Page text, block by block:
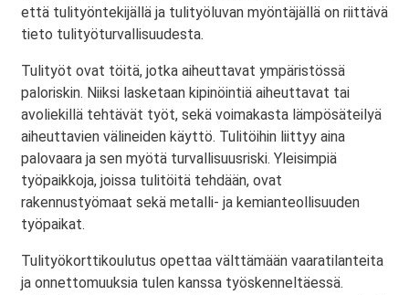
että tulityöntekijällä ja tulityöluvan myöntäjällä on riittävä
tieto tulityöturvallisuudesta.
Tulityöt ovat töitä, jotka aiheuttavat ympäristössä
paloriskin. Niiksi lasketaan kipinöintiä aiheuttavat tai
avoliekillä tehtävät työt, sekä voimakasta lämpösäteilyä
aiheuttavien välineiden käyttö. Tulitöihin liittyy aina
palovaara ja sen myötä turvallisuusriski. Yleisimpiä
työpaikkoja, joissa tulitöitä tehdään, ovat
rakennustyömaat sekä metalli- ja kemianteollisuuden
työpaikat.
Tulityökorttikoulutus opettaa välttämään vaaratilanteita
ja onnettomuuksia tulen kanssa työskenneltäessä.